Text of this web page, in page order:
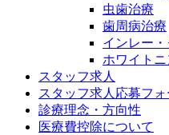
虫歯治療
歯周病治療
インレー
ホワイト
スタッフ求人
スタッフ求人応募フォ
診療理念・方向性
医療費控除について